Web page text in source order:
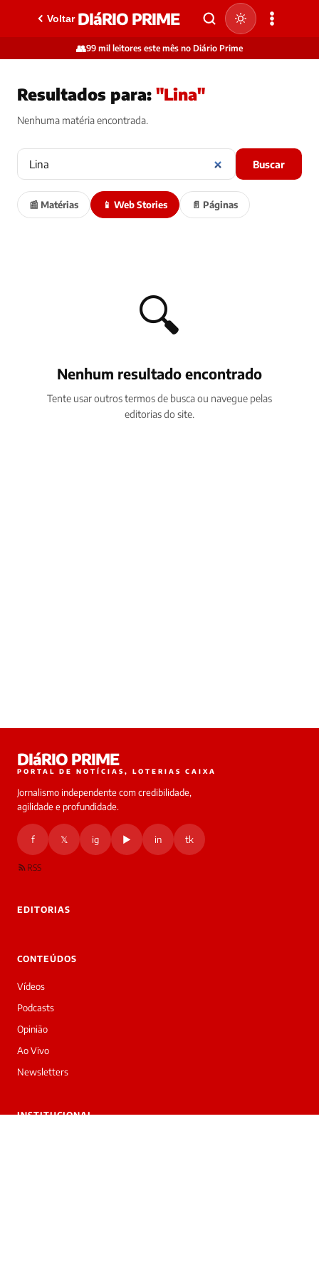
Voltar DIáRIO PRIME
👥99 mil leitores este mês no Diário Prime
Resultados para: "Lina"
Nenhuma matéria encontrada.
Buscar
📰 Matérias 📱 Web Stories 📄 Páginas
🔍
Nenhum resultado encontrado
Tente usar outros termos de busca ou navegue pelas
editorias do site.
DIáRIO PRIME
PORTAL DE NOTÍCIAS, LOTERIAS CAIXA
Jornalismo independente com credibilidade,
agilidade e profundidade.
f 𝕏 ig ▶ in tk
RSS
EDITORIAS
CONTEÚDOS
Vídeos
Podcasts
Opinião
Ao Vivo
Newsletters
INSTITUCIONAL